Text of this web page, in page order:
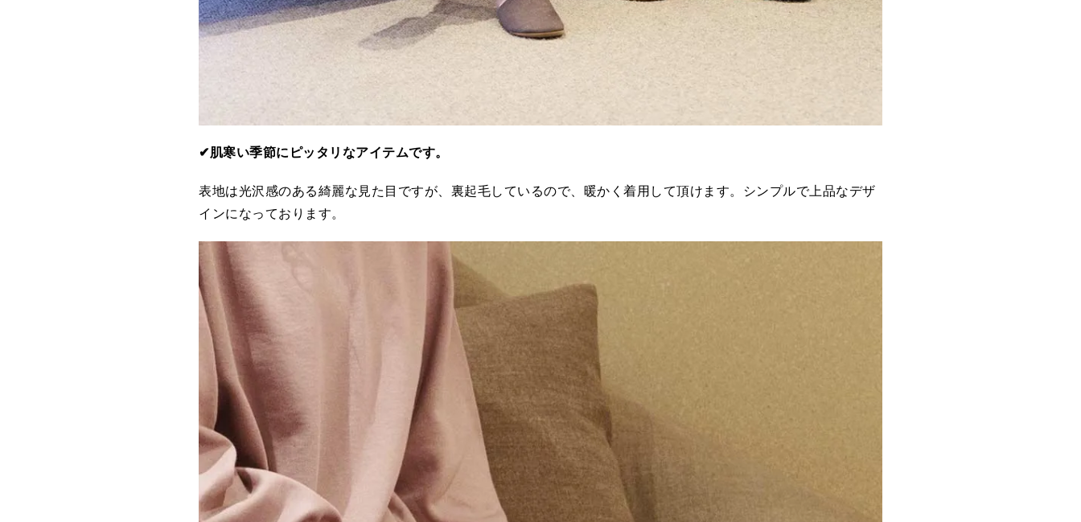
✔肌寒い季節にピッタリなアイテムです。
表地は光沢感のある綺麗な見た目ですが、裏起毛しているので、暖かく着用して頂けます。シンプルで上品なデザ
インになっております。